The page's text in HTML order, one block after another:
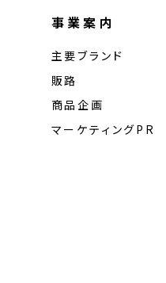
事業案内
主要ブランド
販路
商品企画
マーケティングPR